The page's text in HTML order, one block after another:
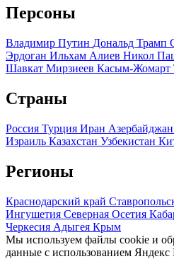
Персоны
Владимир Путин Дональд Трамп
Эрдоган Ильхам Алиев Никол
Шавкат Мирзиеев Касым-Жомарт
Страны
Россия Турция Иран Азербайджан
Израиль Казахстан Узбекистан
Регионы
Краснодарский край
Ингушетия Северная Осетия
Черкесия Адыгея Крым
Мы используем файлы cookie и
данные с использованием